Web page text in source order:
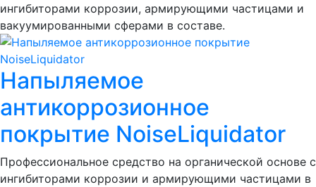
ингибиторами коррозии, армирующими частицами и
вакуумированными сферами в составе.
Напыляемое
антикоррозионное
покрытие NoiseLiquidator
Профессиональное средство на органической основе с
ингибиторами коррозии и армирующими частицами в